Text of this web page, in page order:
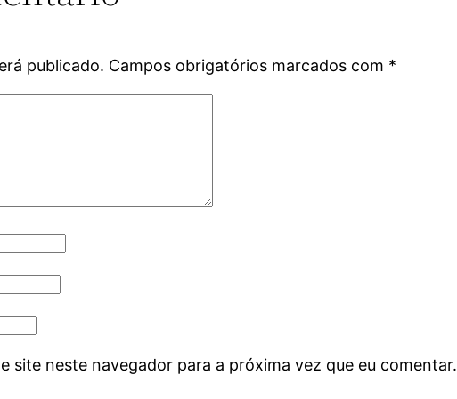
publicado. Campos obrigatórios marcados com *
site neste navegador para a próxima vez que eu comentar.